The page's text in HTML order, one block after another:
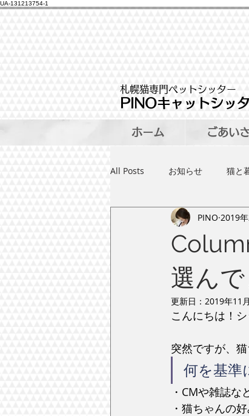
UA-131213754-1
札幌猫専門ペットシッター
PINOキャットシッ
ホーム ごあい
All Posts お知らせ 猫と
おすすめ猫砂 DIYで作
選ん
PINO 2019
更新日： 2019年11
こんにちは！
突然ですが、猫
何を基準
・CMや雑誌な
・猫ちゃんの